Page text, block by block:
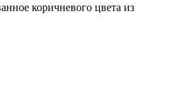
коричневого цвета из